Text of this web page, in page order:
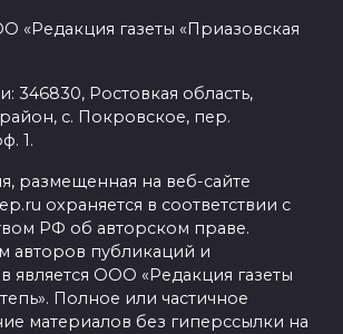
«Редакция газеты «Приазовская
346830, Ростовкая область,
с. Покровское, пер.
1.
размещенная на веб-сайте
охраняется в соответствии с
РФ об авторском праве.
авторов публикаций и
является ООО «Редакция газеты
Полное или частичное
материалов без гиперссылки на